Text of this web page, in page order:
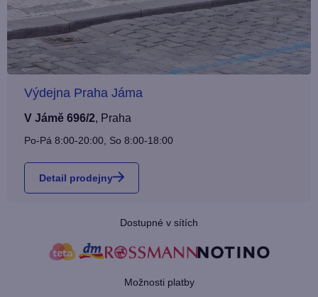
Výdejna Praha Jáma
V Jámě 696/2, Praha
Po-Pá 8:00-20:00, So 8:00-18:00
Detail prodejny
Dostupné v sítích
Možnosti platby